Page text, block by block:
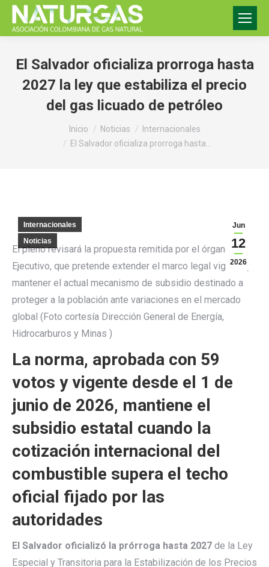
El Salvador oficializa prorroga hasta
2027 la ley que estabiliza el precio
del gas licuado de petróleo
Inicio Noticias
Internacionales
El Salvador oficializa prorroga hasta…
Jun
12
2026
Internacionales
Noticias
El pleno revisará la propuesta remitida por el órgano
Ejecutivo, que pretende extender el marco legal vigente y
mantener el actual mecanismo de subsidio destinado a
proteger a la población ante variaciones en el mercado
global (Foto cortesía Dirección General de Energía,
Hidrocarburos y Minas )
La norma, aprobada con 59
votos y vigente desde el 1 de
junio de 2026, mantiene el
subsidio estatal cuando la
cotización internacional del
combustible supera el techo
oficial fijado por las
autoridades
El Salvador oficializó la prórroga hasta 2027 de la Ley
Especial y Transitoria para la Estabilización de los Precios